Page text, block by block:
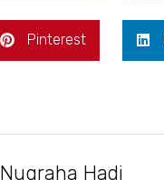
Pinterest
Nugraha Hadi